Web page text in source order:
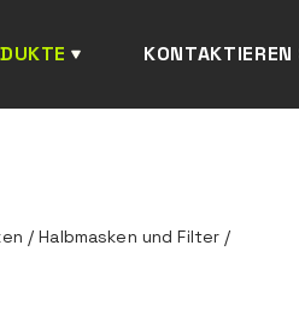
/Halbmasken und Filter /